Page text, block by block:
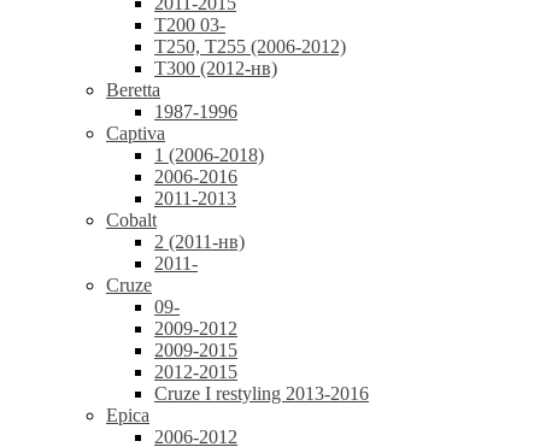
T200 03-
T250, T255 (2006-2012)
T300 (2012-нв)
Beretta
1987-1996
Captiva
1 (2006-2018)
2006-2016
2011-2013
Cobalt
2 (2011-нв)
2011-
Cruze
09-
2009-2012
2009-2015
2012-2015
Cruze I restyling 2013-2016
Epica
2006-2012